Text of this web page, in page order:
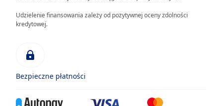
Udzielenie finansowania zależy od pozytywnej oceny zdolności
kredytowej.
Bezpieczne płatności